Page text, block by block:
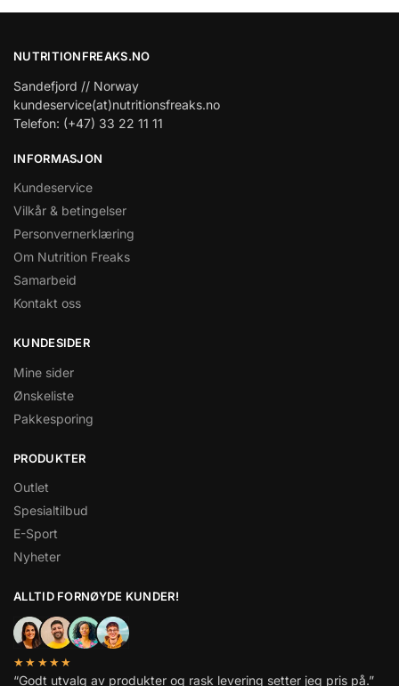
NUTRITIONFREAKS.NO
Sandefjord // Norway
kundeservice(at)nutritionsfreaks.no
Telefon: (+47) 33 22 11 11
INFORMASJON
Kundeservice
Vilkår & betingelser
Personvernerklæring
Om Nutrition Freaks
Samarbeid
Kontakt oss
KUNDESIDER
Mine sider
Ønskeliste
Pakkesporing
PRODUKTER
Outlet
Spesialtilbud
E-Sport
Nyheter
ALLTID FORNØYDE KUNDER!
★★★★★
“Godt utvalg av produkter og rask levering setter jeg pris på.”